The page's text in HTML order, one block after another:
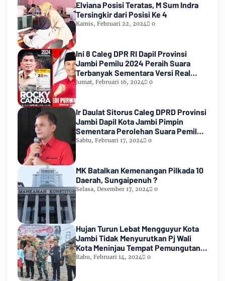
Elviana Posisi Teratas, M Sum Indra
Tersingkir dari Posisi Ke 4
Kamis, Februari 22, 2024 0
Ini 8 Caleg DPR RI Dapil Provinsi
Jambi Pemilu 2024 Peraih Suara
Terbanyak Sementara Versi Real
Count KPU RI
Jumat, Februari 16, 2024 0
Ir Daulat Sitorus Caleg DPRD Provinsi
Jambi Dapil Kota Jambi Pimpin
Sementara Perolehan Suara Pemilu
2024
Sabtu, Februari 17, 2024 0
MK Batalkan Kemenangan Pilkada 10
Daerah, Sungaipenuh ?
Selasa, Desember 17, 2024 0
Hujan Turun Lebat Mengguyur Kota
Jambi Tidak Menyurutkan Pj Wali
Kota Meninjau Tempat Pemungutan
Suara Pemilu 2024
Rabu, Februari 14, 2024 0